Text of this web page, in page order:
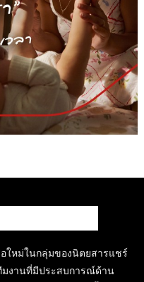
อใหม่ในกลุ่มของนิตยสารแชร์
มงานที่มีประสบการณ์ด้าน